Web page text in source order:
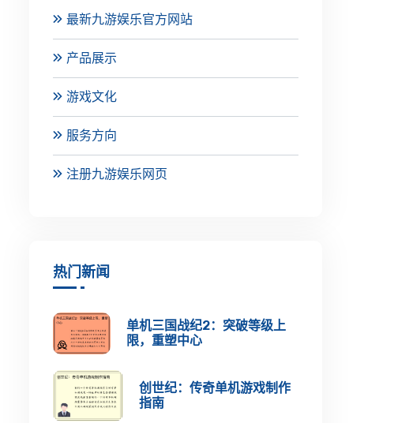
最新九游娱乐官方网站
产品展示
游戏文化
服务方向
注册九游娱乐网页
热门新闻
单机三国战纪2：突破等级上
限，重塑中心
创世纪：传奇单机游戏制作
指南